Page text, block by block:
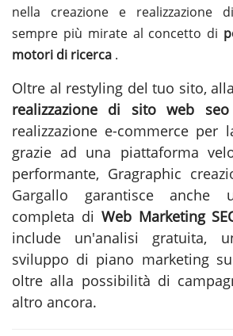
nella creazione e realizzazione
sempre più mirate al concetto di
motori di ricerca .
Oltre al restyling del tuo sito, alla
realizzazione di sito web
realizzazione e-commerce per
grazie ad una piattaforma
performante, Gragraphic
Gargallo garantisce anche
completa di Web Marketing
include un'analisi gratuita,
sviluppo di piano marketing
oltre alla possibilità di
altro ancora.